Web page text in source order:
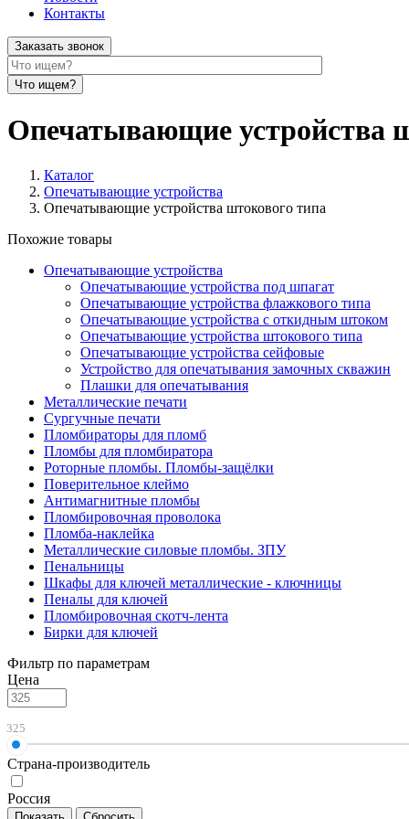
Контакты
Заказать звонок
Опечатывающие устройства
Каталог
Опечатывающие устройства
Опечатывающие устройства штокового типа
Похожие товары
Опечатывающие устройства
Опечатывающие устройства под шпагат
Опечатывающие устройства флажкового типа
Опечатывающие устройства с откидным штоком
Опечатывающие устройства штокового типа
Опечатывающие устройства сейфовые
Устройство для опечатывания замочных скважин
Плашки для опечатывания
Металлические печати
Сургучные печати
Пломбираторы для пломб
Пломбы для пломбиратора
Роторные пломбы. Пломбы-защёлки
Поверительное клеймо
Антимагнитные пломбы
Пломбировочная проволока
Пломба-наклейка
Металлические силовые пломбы. ЗПУ
Пенальницы
Шкафы для ключей металлические - ключницы
Пеналы для ключей
Пломбировочная скотч-лента
Бирки для ключей
Фильтр по параметрам
Цена
325
Страна-производитель
Россия